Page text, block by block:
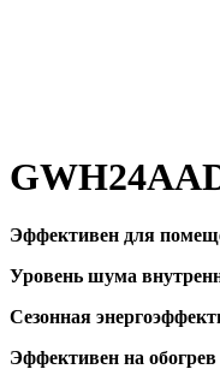
Эффективен для
Уровень шума
Сезонная
Эффективен на обогрев